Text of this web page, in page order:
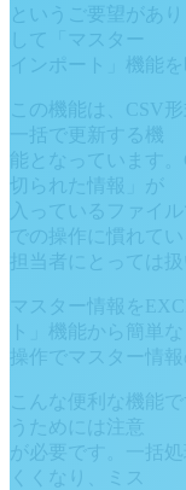
というご要望があ
して「マスター
インポート」機能
この機能は、CSV
一括で更新する機
能となっています
切られた情報」が
入っているファイ
での操作に慣れてい
担当者にとっては
マスター情報を
ト」機能から簡単な
操作でマスター情
こんな便利な機能
うためには注意
が必要です。一括
くくなり、ミス